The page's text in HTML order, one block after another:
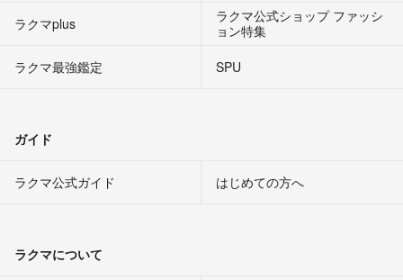
ラクマplus
ラクマ公式ショップ ファッシ
ョン特集
ラクマ最強鑑定
SPU
ガイド
ラクマ公式ガイド はじめての方へ
ラクマについて